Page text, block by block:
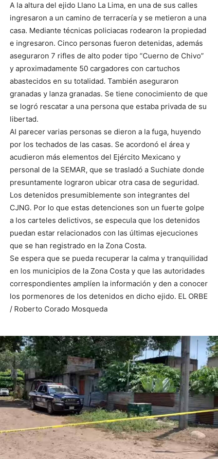
A la altura del ejido Llano La Lima, en una de sus calles
ingresaron a un camino de terracería y se metieron a una
casa. Mediante técnicas policiacas rodearon la propiedad
e ingresaron. Cinco personas fueron detenidas, además
aseguraron 7 rifles de alto poder tipo “Cuerno de Chivo”
y aproximadamente 50 cargadores con cartuchos
abastecidos en su totalidad. También aseguraron
granadas y lanza granadas. Se tiene conocimiento de que
se logró rescatar a una persona que estaba privada de su
libertad.
Al parecer varias personas se dieron a la fuga, huyendo
por los techados de las casas. Se acordonó el área y
acudieron más elementos del Ejército Mexicano y
personal de la SEMAR, que se trasladó a Suchiate donde
presuntamente lograron ubicar otra casa de seguridad.
Los detenidos presumiblemente son integrantes del
CJNG. Por lo que estas detenciones son un fuerte golpe
a los carteles delictivos, se especula que los detenidos
puedan estar relacionados con las últimas ejecuciones
que se han registrado en la Zona Costa.
Se espera que se pueda recuperar la calma y tranquilidad
en los municipios de la Zona Costa y que las autoridades
correspondientes amplíen la información y den a conocer
los pormenores de los detenidos en dicho ejido. EL ORBE
/ Roberto Corado Mosqueda